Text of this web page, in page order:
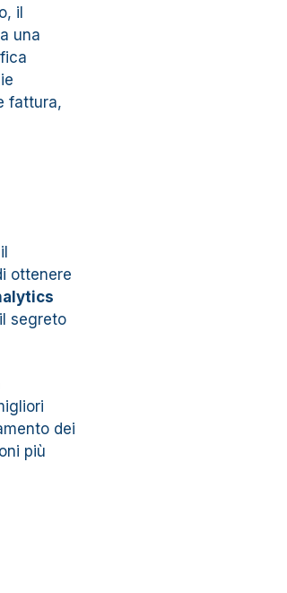
il
una
fattura,
ottenere
segreto
dei
più